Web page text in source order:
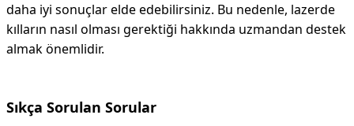
daha iyi sonuçlar elde edebilirsiniz. Bu nedenle, lazerde
kılların nasıl olması gerektiği hakkında uzmandan destek
almak önemlidir.
Sıkça Sorulan Sorular